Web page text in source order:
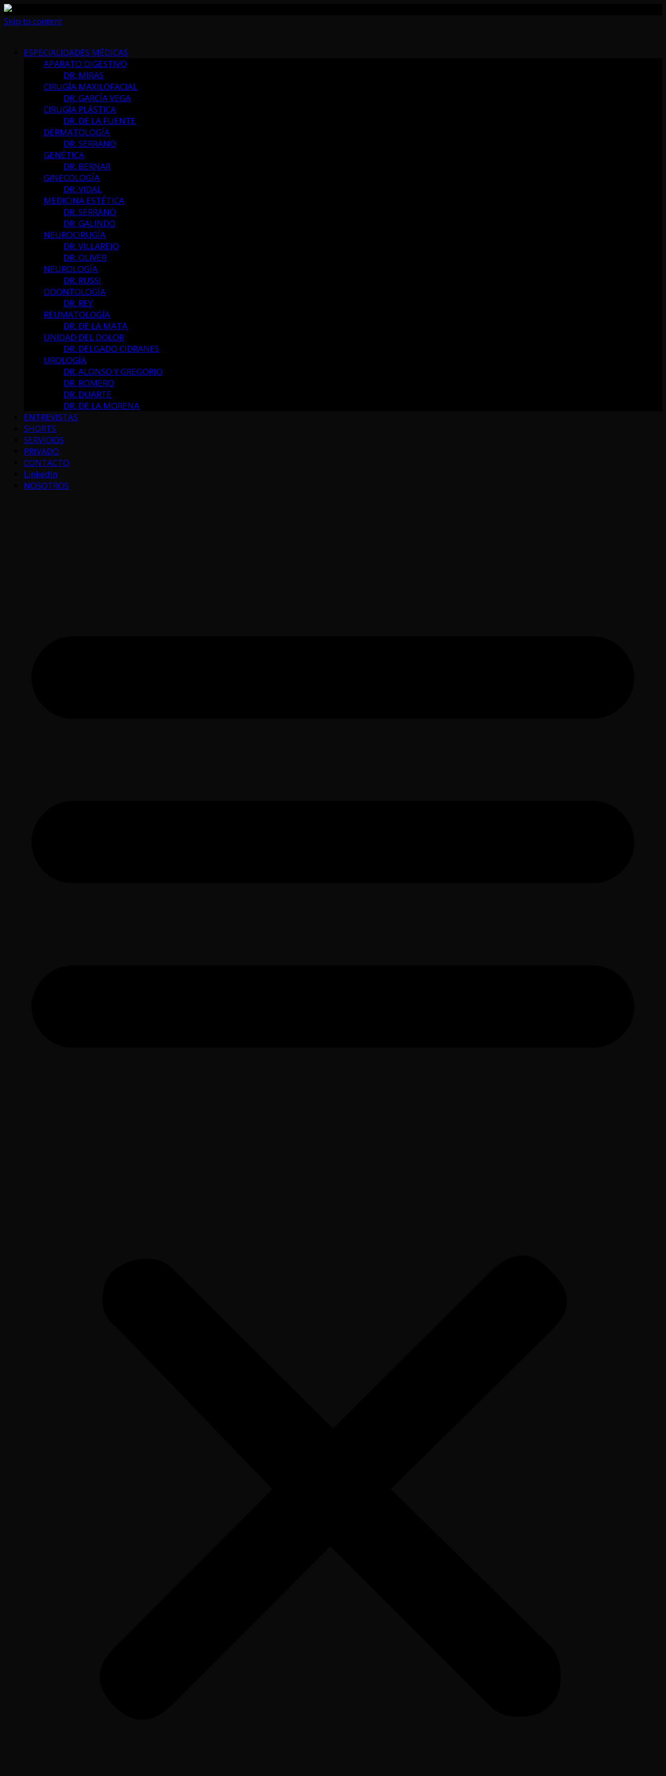
Skip to content
ESPECIALIDADES MÉDICAS
APARATO DIGESTIVO
DR. MIRAS
CIRUGÍA MAXILOFACIAL
DR. GARCÍA VEGA
CIRUGÍA PLÁSTICA
DR. DE LA FUENTE
DERMATOLOGÍA
DR. SERRANO
GENÉTICA
DR. BERNAR
GINECOLOGÍA
DR. VIDAL
MEDICINA ESTÉTICA
DR. SERRANO
DR. GALINDO
NEUROCIRUGÍA
DR. VILLAREJO
DR. OLIVER
NEUROLOGÍA
DR. RUSSI
ODONTOLOGÍA
DR. REY
REUMATOLOGÍA
DR. DE LA MATA
UNIDAD DEL DOLOR
DR. DELGADO CIDRANES
UROLOGÍA
DR. ALONSO Y GREGORIO
DR. ROMERO
DR. DUARTE
DR. DE LA MORENA
ENTREVISTAS
SHORTS
SERVICIOS
PRIVADO
CONTACTO
LinkedIn
NOSOTROS